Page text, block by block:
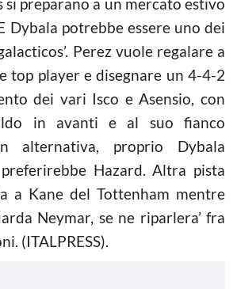
Dybala potrebbe essere uno dei
Perez vuole regalare a
top player e disegnare un 4-4-2
dei vari Isco e Asensio, con
in avanti e al suo fianco
alternativa, proprio Dybala
Hazard. Altra pista
a Kane del Tottenham mentre
Neymar, se ne riparlera’ fra
(ITALPRESS).